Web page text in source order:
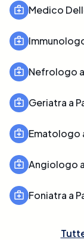
Medico
Nefrologo
Geriatra a
Ematologo
Angiologo
Foniatra a